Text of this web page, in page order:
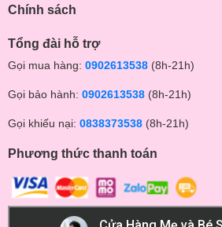
Chính sách
Tổng đài hỗ trợ
Gọi mua hàng: 0902613538 (8h-21h)
Gọi bảo hành: 0902613538 (8h-21h)
Gọi khiếu nại: 0838373538 (8h-21h)
Phương thức thanh toán